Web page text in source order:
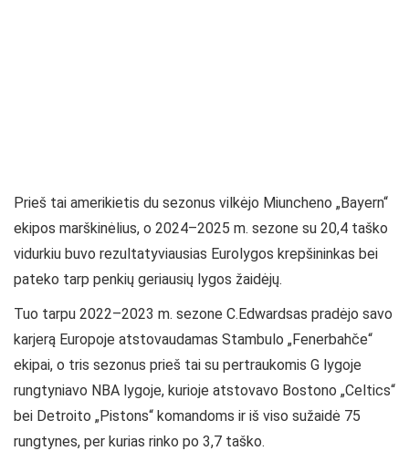
Prieš tai amerikietis du sezonus vilkėjo Miuncheno „Bayern“
ekipos marškinėlius, o 2024–2025 m. sezone su 20,4 taško
vidurkiu buvo rezultatyviausias Eurolygos krepšininkas bei
pateko tarp penkių geriausių lygos žaidėjų.
Tuo tarpu 2022–2023 m. sezone C.Edwardsas pradėjo savo
karjerą Europoje atstovaudamas Stambulo „Fenerbahče“
ekipai, o tris sezonus prieš tai su pertraukomis G lygoje
rungtyniavo NBA lygoje, kurioje atstovavo Bostono „Celtics“
bei Detroito „Pistons“ komandoms ir iš viso sužaidė 75
rungtynes, per kurias rinko po 3,7 taško.